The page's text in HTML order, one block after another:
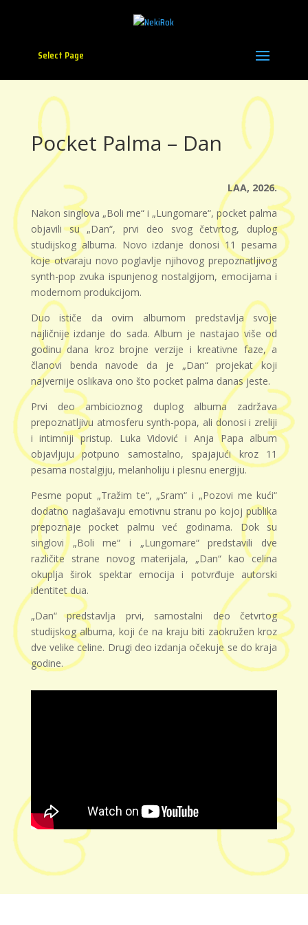
Select Page
Pocket Palma – Dan
LAA, 2026.
Nakon singlova „Boli me“ i „Lungomare“, pocket palma
objavili su „Dan“, prvi deo svog četvrtog, duplog
studijskog albuma. Novo izdanje donosi 11 pesama
koje otvaraju novo poglavlje njihovog prepoznatljivog
synth-pop zvuka ispunjenog nostalgijom, emocijama i
modernom produkcijom.
Duo ističe da ovim albumom predstavlja svoje
najličnije izdanje do sada. Album je nastajao više od
godinu dana kroz brojne verzije i kreativne faze, a
članovi benda navode da je „Dan“ projekat koji
najvernije oslikava ono što pocket palma danas jeste.
Prvi deo ambicioznog duplog albuma zadržava
prepoznatljivu atmosferu synth-popa, ali donosi i zreliji
i intimniji pristup. Luka Vidović i Anja Papa album
objavljuju potpuno samostalno, spajajući kroz 11
pesama nostalgiju, melanholiju i plesnu energiju.
Pesme poput „Tražim te“, „Sram“ i „Pozovi me kući“
dodatno naglašavaju emotivnu stranu po kojoj publika
prepoznaje pocket palmu već godinama. Dok su
singlovi „Boli me“ i „Lungomare“ predstavili dve
različite strane novog materijala, „Dan“ kao celina
okuplja širok spektar emocija i potvrđuje autorski
identitet dua.
„Dan“ predstavlja prvi, samostalni deo četvrtog
studijskog albuma, koji će na kraju biti zaokružen kroz
dve velike celine. Drugi deo izdanja očekuje se do kraja
godine.